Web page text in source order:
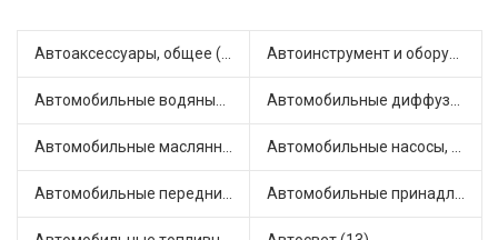
Автоаксессуары, общее (1) Автоинструмент и оборудование (7)
Автомобильные водяные насосы (13) Автомобильные диффузоры и вентиляторы (4)
Автомобильные маслянные насосы (6) Автомобильные насосы, компрессоры и манометры (1)
Автомобильные передние фары (4) Автомобильные принадлежности и аксессуары (4)